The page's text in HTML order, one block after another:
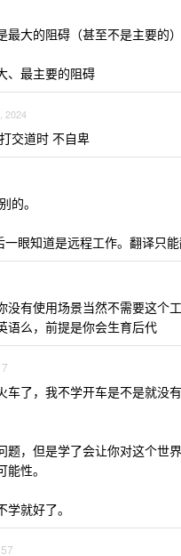
大的阻碍（甚至不是主要的）
、最主要的阻碍
2024
交道时 不自卑
的。
眼知道是远程工作。翻译只能
有使用场景当然不需要这个工
语么，前提是你会生育后代
车了，我不学开车是不是就没
题，但是学了会让你对这个世
性。
就好了。
57